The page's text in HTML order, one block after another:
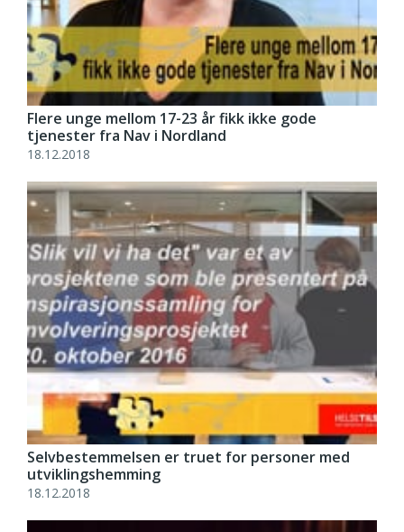
Flere unge mellom 17-23 år fikk ikke gode
tjenester fra Nav i Nordland
18.12.2018
Selvbestemmelsen er truet for personer med
utviklingshemming
18.12.2018